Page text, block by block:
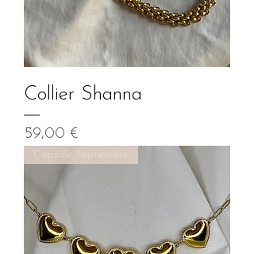
Collier Shanna
Prix
59,00 €